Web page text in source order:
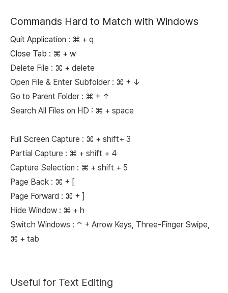
Commands Hard to Match with Windows
Quit Application : ⌘ + q
Close Tab : ⌘ + w
Delete File : ⌘ + delete
Open File & Enter Subfolder : ⌘ + ↓
Go to Parent Folder : ⌘ + ↑
Search All Files on HD : ⌘ + space
Full Screen Capture : ⌘ + shift+ 3
Partial Capture : ⌘ + shift + 4
Capture Selection : ⌘ + shift + 5
Page Back : ⌘ + [
Page Forward : ⌘ + ]
Hide Window : ⌘ + h
Switch Windows : ⌃ + Arrow Keys, Three-Finger Swipe,
⌘ + tab
Useful for Text Editing